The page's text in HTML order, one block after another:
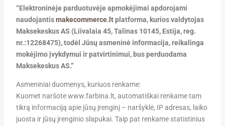
“Elektroninėje parduotuvėje apmokėjimai apdorojami
naudojantismakecommerce.lt platforma, kurios valdytojas
Maksekeskus AS (Liivalaia 45, Talinas 10145, Estija, reg.
nr.:12268475), todėl Jūsų asmeninė informacija, reikalinga
mokėjimo įvykdymui ir patvirtinimui, bus perduodama
Maksekeskus AS.”
Asmeniniai duomenys, kuriuos renkame:
Kuomet naršote www.farbina.lt, automatiškai renkame tam
tikrą informaciją apie jūsų įrenginį – naršyklė, IP adresas, laiko
juosta ir jūsų įrenginio slapukai. Taip pat renkame statistinius